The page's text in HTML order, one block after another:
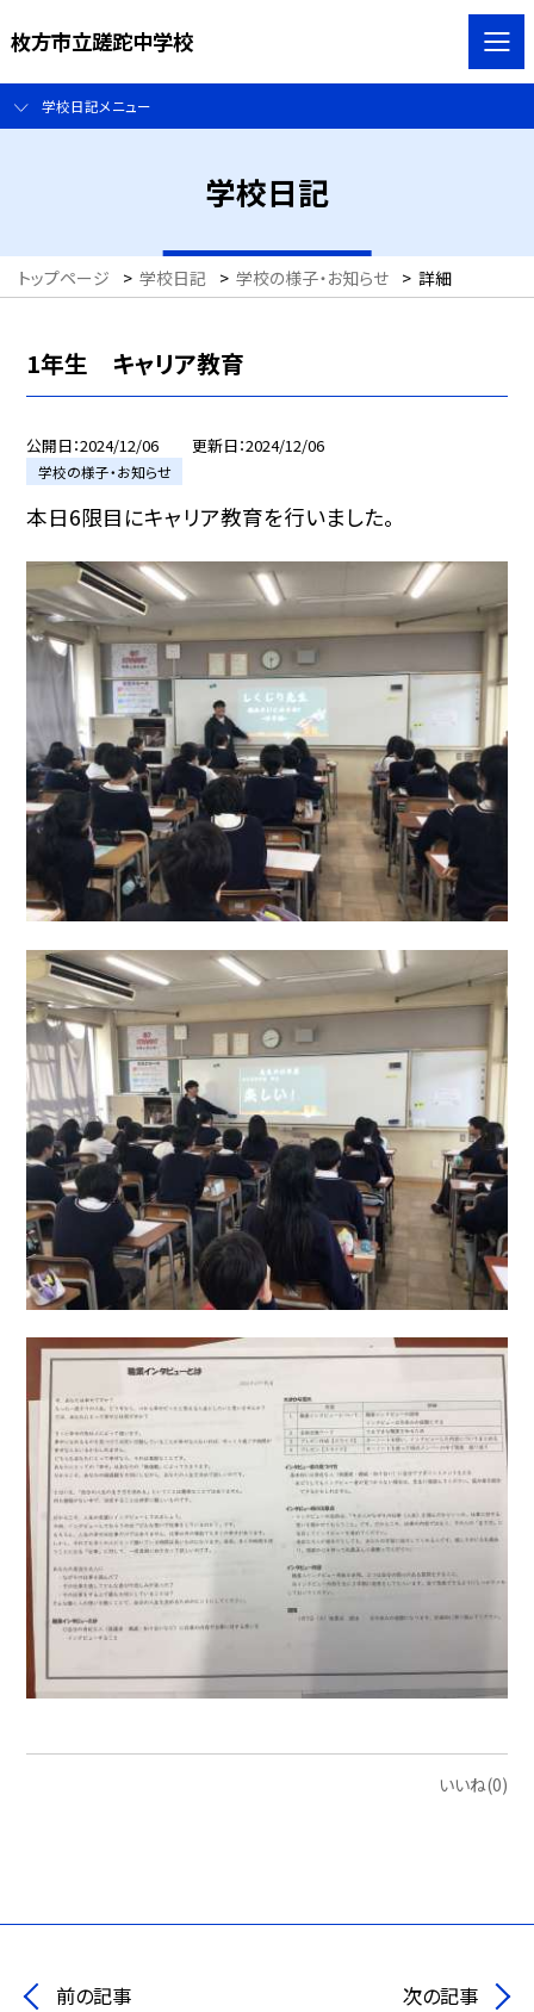
枚方市立蹉跎中学校
学校日記メニュー
学校日記
トップページ > 学校日記 > 学校の様子・お知らせ > 詳細
1年生 キャリア教育
公開日 2024/12/06 更新日 2024/12/06
学校の様子・お知らせ
本日6限目にキャリア教育を行いました。
いいね(0)
前の記事 次の記事